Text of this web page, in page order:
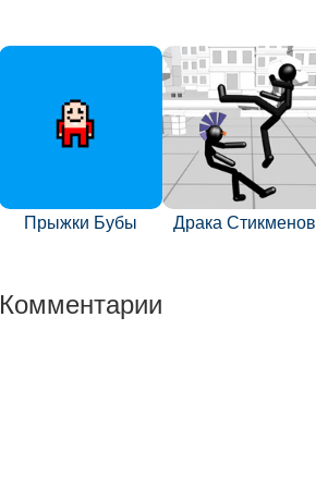
Прыжки Бубы Драка Стикменов
Комментарии